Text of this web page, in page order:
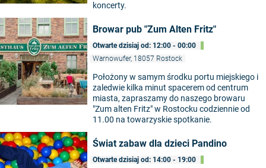
koncerty.
Browar pub "Zum Alten Fritz"
Otwarte dzisiaj od: 12:00 - 00:00
Warnowufer, 18057 Rostock
Położony w samym środku portu miejskiego i
zaledwie kilka minut spacerem od centrum
miasta, zapraszamy do naszego browaru
"Zum alten Fritz" w Rostocku codziennie od
11.00 na towarzyskie spotkanie.
Świat zabaw dla dzieci Pandino
Otwarte dzisiaj od: 14:00 - 19:00